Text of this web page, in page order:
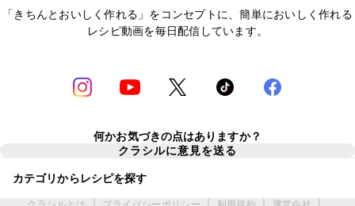
「きちんとおいしく作れる」をコンセプトに、簡単においしく作れる
レシピ動画を毎日配信しています。
何かお気づきの点はありますか？
クラシルに意見を送る
カテゴリからレシピを探す